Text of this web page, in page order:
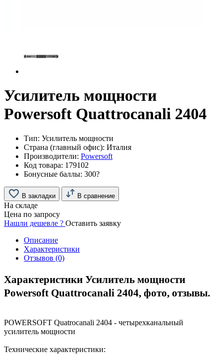
Усилитель мощности
Powersoft Quattrocanali 2404
Тип: Усилитель мощности
Страна (главный офис): Италия
Производители: Powersoft
Код товара: 179102
Бонусные баллы: 300?
В закладки В сравнение
На складе
Цена по запросу
Нашли дешевле ? Оставить заявку
Описание
Характеристики
Отзывов (0)
Характеристики Усилитель мощности
Powersoft Quattrocanali 2404, фото, отзывы.
POWERSOFT Quatrocanali 2404 - четырехканальный
усилитель мощности
Технические характеристики: